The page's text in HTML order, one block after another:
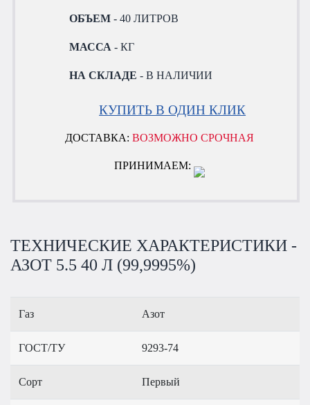
ОБЪЕМ - 40 ЛИТРОВ
МАССА - КГ
НА СКЛАДЕ - В НАЛИЧИИ
КУПИТЬ В ОДИН КЛИК
ДОСТАВКА:ВОЗМОЖНО СРОЧНАЯ
ПРИНИМАЕМ:
ТЕХНИЧЕСКИЕ ХАРАКТЕРИСТИКИ -
АЗОТ 5.5 40 Л (99,9995%)
Газ Азот
ГОСТ/ТУ 9293-74
Сорт Первый